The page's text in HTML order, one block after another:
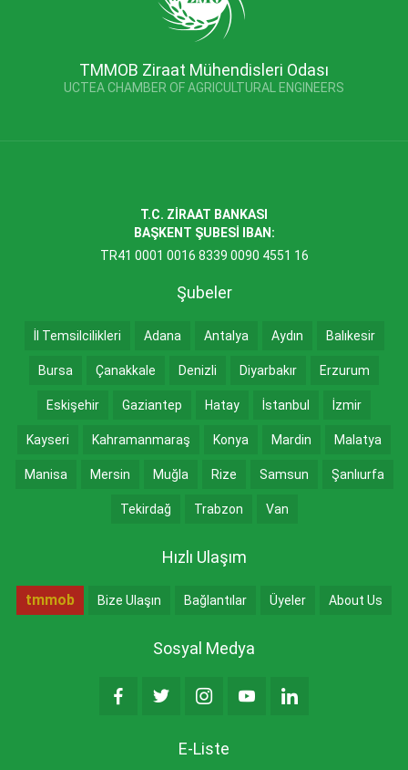
TMMOB Ziraat Mühendisleri Odası
UCTEA CHAMBER OF AGRICULTURAL ENGINEERS
T.C. ZİRAAT BANKASI
BAŞKENT ŞUBESİ IBAN:
TR41 0001 0016 8339 0090 4551 16
Şubeler
İl Temsilcilikleri Adana Antalya Aydın Balıkesir
Bursa Çanakkale Denizli Diyarbakır Erzurum
Eskişehir Gaziantep Hatay İstanbul İzmir
Kayseri Kahramanmaraş Konya Mardin Malatya
Manisa Mersin Muğla Rize Samsun Şanlıurfa
Tekirdağ Trabzon Van
Hızlı Ulaşım
tmmob Bize Ulaşın Bağlantılar Üyeler About Us
Sosyal Medya
E-Liste